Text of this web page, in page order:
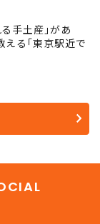
手土産｣があ
る｢東京駅近で